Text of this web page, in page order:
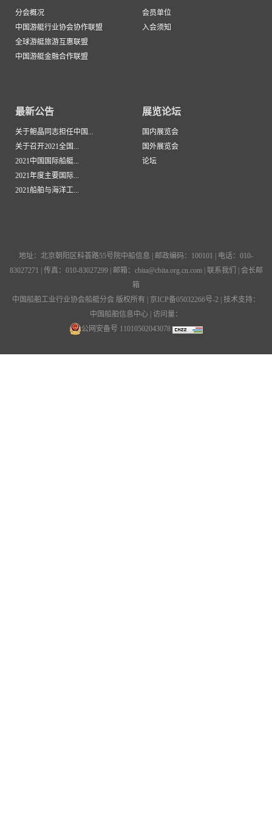
分会概况
中国游艇行业协会协作联盟
全球游艇旅游互惠联盟
中国游艇金融合作联盟
会员单位
入会须知
最新公告
关于鲍晶同志担任中国...
关于召开2021全国...
2021中国国际船艇...
2021年度主要国际...
2021船舶与海洋工...
展览论坛
国内展览会
国外展览会
论坛
地址：北京朝阳区科荟路55号院中船信息 | 邮政编码：100101 | 电话：010-
83027271 | 传真：010-83027299 | 邮箱：cbita@cbita.org.cn.com | 联系我们
会长邮
箱
中国船舶工业行业协会船艇分会 版权所有 | 京ICP备05032266号-2 | 技术支持：
中国船舶信息中心 | 访问量：
公网安备号 11010502043078